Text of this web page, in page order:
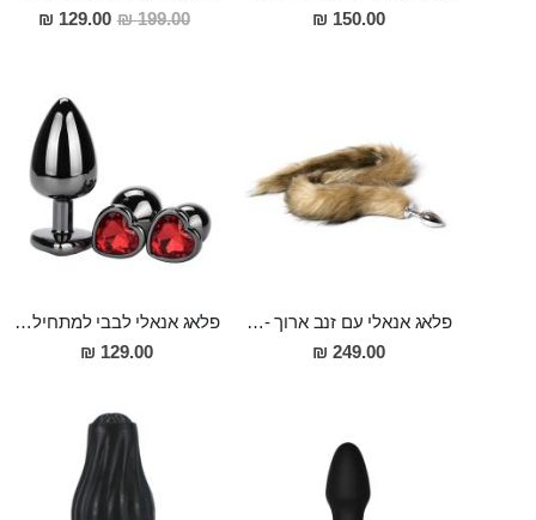
150.00 ₪
199.00 ₪
מחיר
מבצע
129.00 ₪
פלאג אנאלי עם זנב ארוך - 80 סמ ויפה במיוחד Dinlas
249.00 ₪
פלאג אנאלי לבבי למתחילים 7.5 סמ אורך ו2.8 סמ רוחב, מפלדת על חלד, מושחר Warner לנשים שאוהבות אנאלי אלגנטי
129.00 ₪